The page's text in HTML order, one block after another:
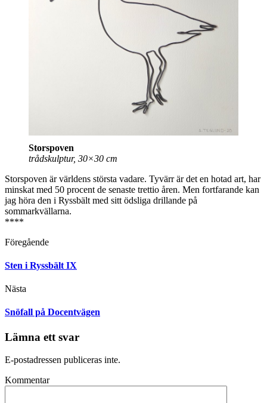
Storspoven
trådskulptur, 30×30 cm
Storspoven är världens största vadare. Tyvärr är det en hotad art, har
minskat med 50 procent de senaste trettio åren. Men fortfarande kan
jag höra den i Ryssbält med sitt ödsliga drillande på
sommarkvällarna.
****
Föregående
Sten i Ryssbält IX
Nästa
Snöfall på Docentvägen
Lämna ett svar
E-postadressen publiceras inte.
Kommentar